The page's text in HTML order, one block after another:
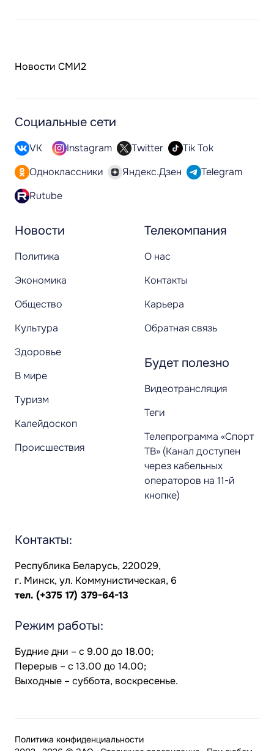
Новости СМИ2
Новости
Политика
Экономика
Общество
Культура
Здоровье
В мире
Туризм
Калейдоскоп
Происшествия
Телекомпания
О нас
Контакты
Карьера
Обратная связь
Будет полезно
Видеотрансляция
Теги
Телепрограмма «Спорт
ТВ» (Канал доступен
через кабельных
операторов на 11-й
кнопке)
Социальные сети
VK Instagram Twitter
Tik Tok
Одноклассники
Яндекс.Дзен
Telegram
Rutube
Контакты:
Республика Беларусь, 220029,
г. Минск, ул. Коммунистическая, 6
тел. (+375 17) 379-64-13
Режим работы:
Будние дни – с 9.00 до 18.00;
Перерыв – с 13.00 до 14.00;
Выходные – суббота, воскресенье.
Политика конфиденциальности